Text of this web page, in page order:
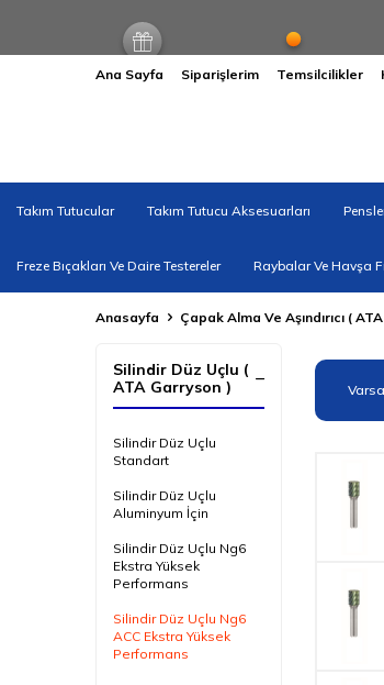
Ana Sayfa Siparişlerim Temsilcilikler
Takım Tutucular Takım Tutucu Aksesuarları
Freze Bıçakları Ve Daire Testereler Raybalar Ve Havşa
Anasayfa Çapak Alma Ve Aşındırıcı (
Silindir Düz Uçlu (
ATA Garryson )
Silindir Düz Uçlu
Standart
Silindir Düz Uçlu
Aluminyum İçin
Silindir Düz Uçlu Ng6
Ekstra Yüksek
Performans
Silindir Düz Uçlu Ng6
ACC Ekstra Yüksek
Performans